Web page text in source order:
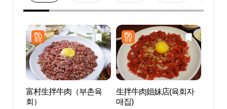
富村生拌牛肉（부촌육
회）
生拌牛肉姐妹店(육회자
매집)